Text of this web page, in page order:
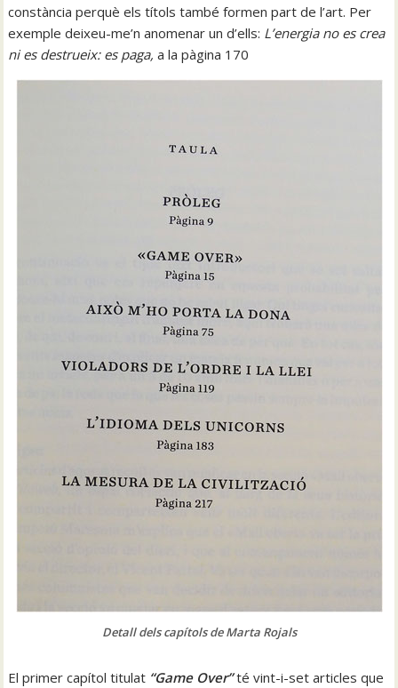
constància perquè els títols també formen part de l’art. Per
exemple deixeu-me’n anomenar un d’ells: L’energia no es crea
ni es destrueix: es paga, a la pàgina 170
Detall dels capítols de Marta Rojals
El primer capítol titulat “Game Over”té vint-i-set articles que